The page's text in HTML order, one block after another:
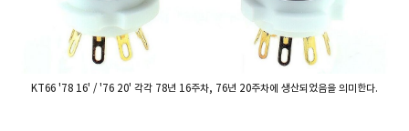
KT66 '78 16' / '76 20' 각각 78년 16주차, 76년 20주차에 생산되었음을 의미한다.